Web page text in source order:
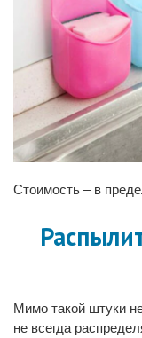
Стоимость – в
Мимо такой штуки
не всегда